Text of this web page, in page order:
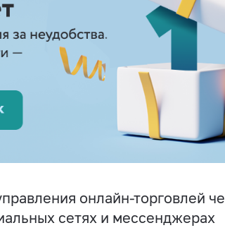
онлайн-торговлей
сетях и мессенджерах